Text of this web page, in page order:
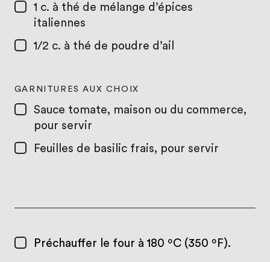
1 c. à thé de mélange d’épices
italiennes
1/2 c. à thé de poudre d’ail
GARNITURES AUX CHOIX
Sauce tomate, maison ou du commerce,
pour servir
Feuilles de basilic frais, pour servir
Préchauffer le four à 180 ºC (350 ºF).